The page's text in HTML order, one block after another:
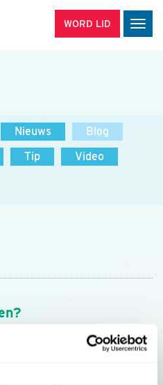
WORD LID
Nieuws
Blog
Tip
Video
inspiratie, acties en tips
Vogelbescherming.